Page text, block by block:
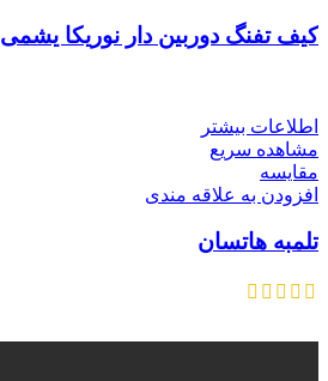
کیف تفنگ دوربین دار نوریکا یشمی
اطلاعات بیشتر
مشاهده سریع
مقایسه
افزودن به علاقه مندی
تلمبه هاتسان